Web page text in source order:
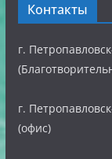
Контакты
г.
г.
(офис)